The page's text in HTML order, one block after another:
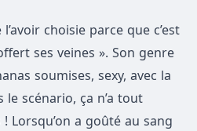
choisie parce que c’est
ses veines ». Son genre
soumises, sexy, avec la
le scénario, ça n’a tout
Lorsqu’on a goûté au sang